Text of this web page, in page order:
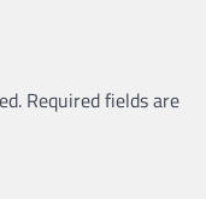
Required fields are